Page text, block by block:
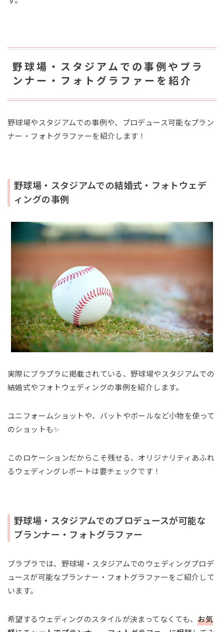
野球場・スタジアムでの事例やプラ
ンナー・フォトグラファーを紹介
野球場やスタジアムでの事例や、プロデュース可能なプラン
ナー・フォトグラファーを紹介します！
野球場・スタジアムでの結婚式・フォトウェデ
ィングの事例
実際にブラプラに掲載されている、野球場やスタジアムでの
結婚式やフォトウェディングの事例を紹介します。
ユニフォームショットや、バットやボールなど小物を使って
のショットも✨
このロケーションだからこそ残せる、オリジナリティあふれ
るウェディングレポートは要チェックです！
野球場・スタジアムでのプロデュースが可能な
プランナー・フォトグラファー
ブラプラでは、野球場・スタジアムでのウェディングプロデ
ュースが可能なプランナー・フォトグラファーをご紹介して
います。
希望するウェディングのスタイルが決まってなくても、お気